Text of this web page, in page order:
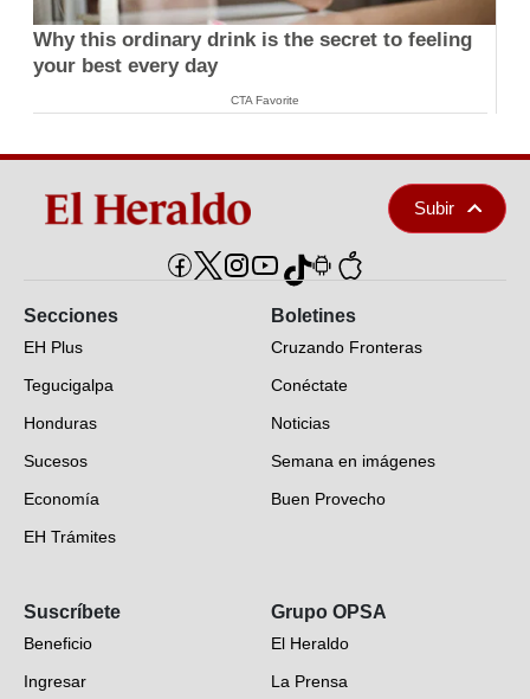
Why this ordinary drink is the secret to feeling
your best every day
CTA Favorite
Subir
Secciones
EH Plus
Tegucigalpa
Honduras
Sucesos
Economía
EH Trámites
EH Verifica
Fotogalerías
Deportes
Boletines
Cruzando Fronteras
Conéctate
Noticias
Semana en imágenes
Buen Provecho
Suscríbete
Beneficio
Ingresar
Grupo OPSA
El Heraldo
La Prensa